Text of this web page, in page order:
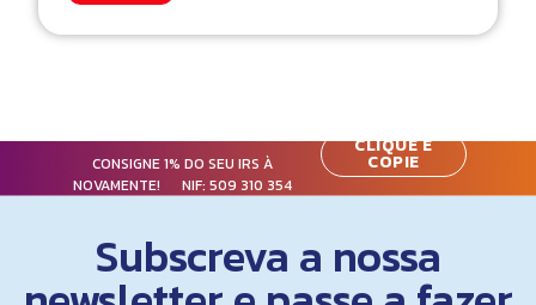
CONSIGNE 1% DO SEU IRS À
NOVAMENTE! NIF:509 310 354
CLIQUE E
COPIE
Subscreva a nossa